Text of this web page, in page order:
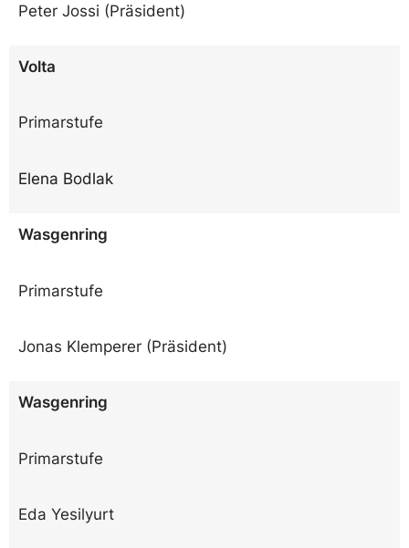
Peter Jossi (Präsident)
Volta
Primarstufe
Elena Bodlak
Wasgenring
Primarstufe
Jonas Klemperer (Präsident)
Wasgenring
Primarstufe
Eda Yesilyurt